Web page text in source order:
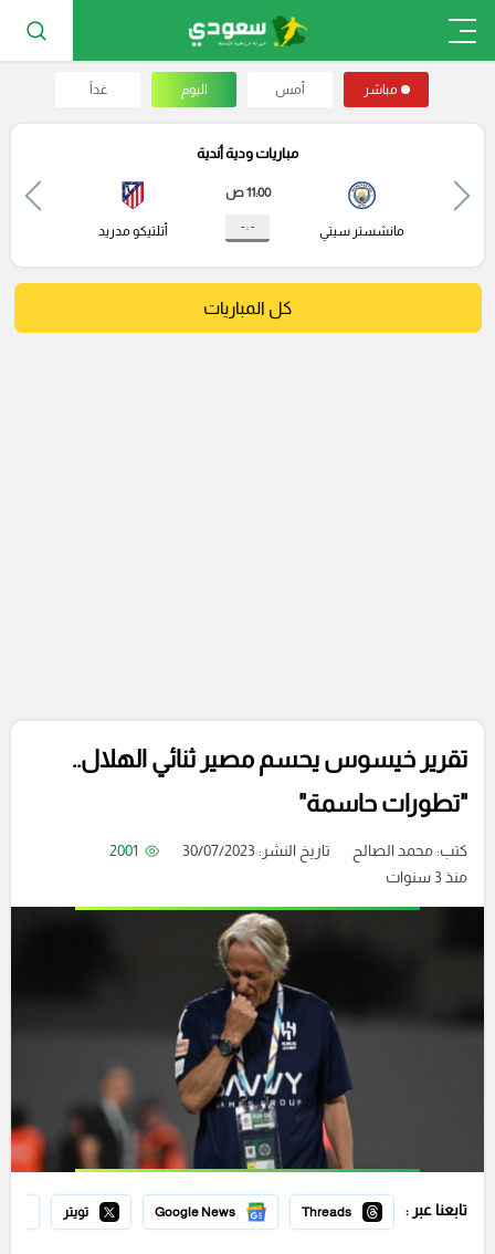
مباشر أمس اليوم غداً
مباريات ودية أندية
مانشستر سيتي
11:00 ص
- : - أتلتيكو مدريد
كل المباريات
تقرير خيسوس يحسم مصير ثنائي الهلال..
"تطورات حاسمة"
كتب:محمد الصالح تاريخ النشر: 30/07/2023
2001
منذ 3 سنوات
تابعنا عبر : Threads
Google News تويتر